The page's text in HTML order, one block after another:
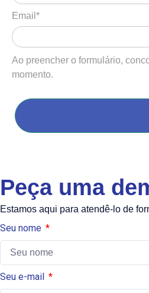
Email*
Ao preencher o formulário,
momento.
Peça uma
Estamos aqui para atendê-lo de
Seu nome
Seu e-mail